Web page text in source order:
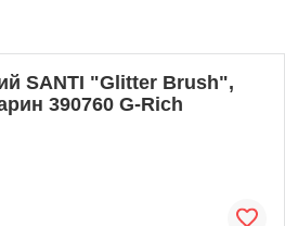
SANTI "Glitter Brush",
390760 G-Rich